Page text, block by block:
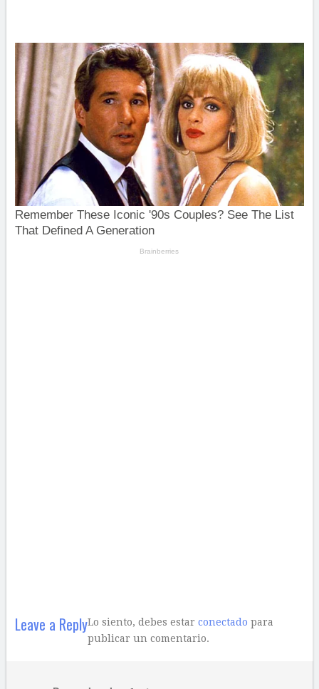
Leave a ReplyLo siento, debes estar conectado para
publicar un comentario.